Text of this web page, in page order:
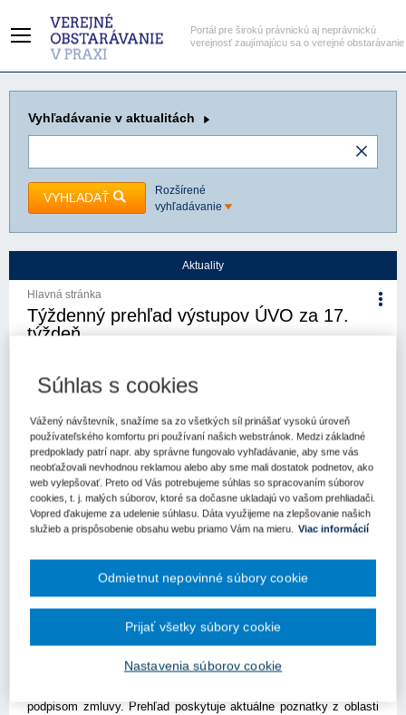
Portál pre širokú právnickú aj neprávnickú
verejnosť zaujímajúcu sa o verejné obstarávanie
Vyhľadávanie v aktualitách
VYHĽADAŤ
Rozšírené
vyhľadávanie
Aktuality
Hlavná stránka
Týždenný prehľad výstupov ÚVO za 17.
týždeň
7. 5. 2026 Aktuality
obstarávanie
Kľúčové slová
Rozhodovacia prax Úrad pre verejné obstarávanie
Register kľúčových slov
Týždenný prehľad výstupov Úradu pre verejné obstarávanie
rozhodnutiach správneho súdu a výsledkoch kontrol
sprostredkovateľského orgánu pre Program Slovensko.
Úrad riešil pokutu za nesplnenie zákonnej lehoty pri vyhotovení
referencie, súd potvrdil zákonnosť postupu pri posudzovaní
postupy verejného obstarávateľa v súvislosti s evidovanými
podpisom zmluvy. Prehľad poskytuje aktuálne poznatky z oblasti
Súhlas s cookies
Vážený návštevník, snažíme sa zo všetkých síl prinášať vysokú úroveň
používateľského komfortu pri používaní našich webstránok. Medzi základné
predpoklady patrí napr. aby správne fungovalo vyhľadávanie, aby sme vás
neobťažovali nevhodnou reklamou alebo aby sme mali dostatok podnetov, ako
web vylepšovať. Preto od Vás potrebujeme súhlas so spracovaním súborov
cookies, t. j. malých súborov, ktoré sa dočasne ukladajú vo vašom prehliadači.
Vopred ďakujeme za udelenie súhlasu. Dáta využijeme na zlepšovanie našich
služieb a prispôsobenie obsahu webu priamo Vám na mieru.
Viac informácií
Nastavenia súborov cookie
Odmietnut nepovinné súbory cookie
Prijať všetky súbory cookie